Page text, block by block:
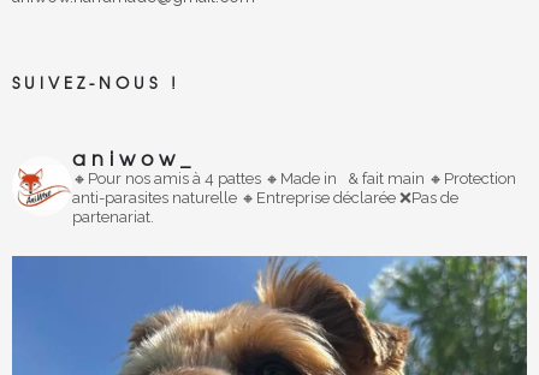
SUIVEZ-NOUS !
aniwow_
🔸️Pour nos amis à 4 pattes 🔸 Made in & fait main 🔸️Protection
anti-parasites naturelle 🔸️Entreprise déclarée ❌Pas de
partenariat.